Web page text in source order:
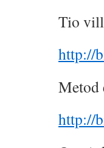
Tio
http://
Metod
http://